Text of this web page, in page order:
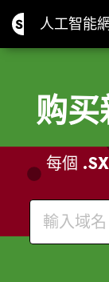
Site.pro人工智能
人工智能
购
每個